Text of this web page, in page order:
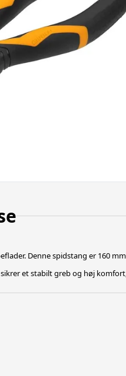
Denne spidstang er 160
et stabilt greb og høj